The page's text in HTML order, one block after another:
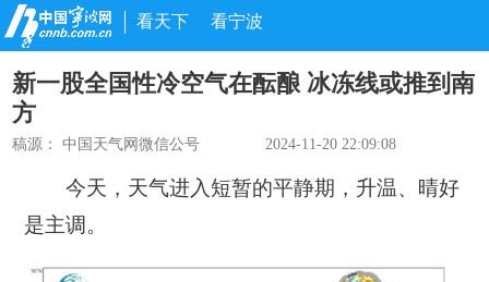
看天下 看宁波
新一股全国性冷空气在酝酿 冰冻线或推到南
方
稿源：中国天气网微信公号 2024-11-20 22:09:08
今天，天气进入短暂的平静期，升温、晴好
是主调。